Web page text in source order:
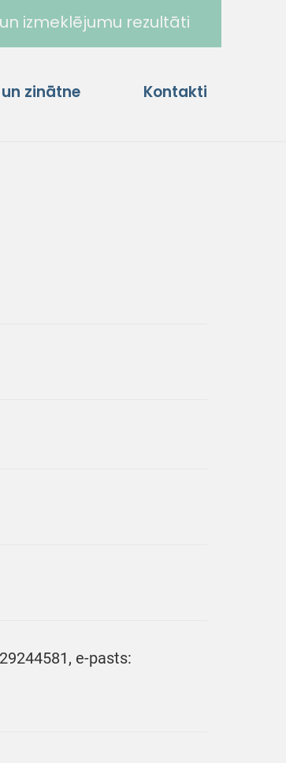
izmeklējumu rezultāti
zinātne Kontakti
e-pasts: